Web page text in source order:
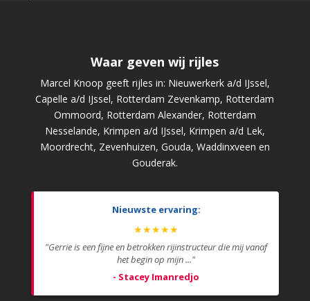
Waar geven wij rijles
Marcel Knoop geeft rijles in: Nieuwerkerk a/d IJssel,
Capelle a/d IJssel, Rotterdam Zevenkamp, Rotterdam
Ommoord, Rotterdam Alexander, Rotterdam
Nesselande, Krimpen a/d IJssel, Krimpen a/d Lek,
Moordrecht, Zevenhuizen, Gouda, Waddinxveen en
Gouderak.
Nieuwste ervaring:
★★★★★
"Gerrie is een fijne en betrokken rijinstructeur die mij vanaf
het begin op mijn ..."
- Stacey Imanredjo